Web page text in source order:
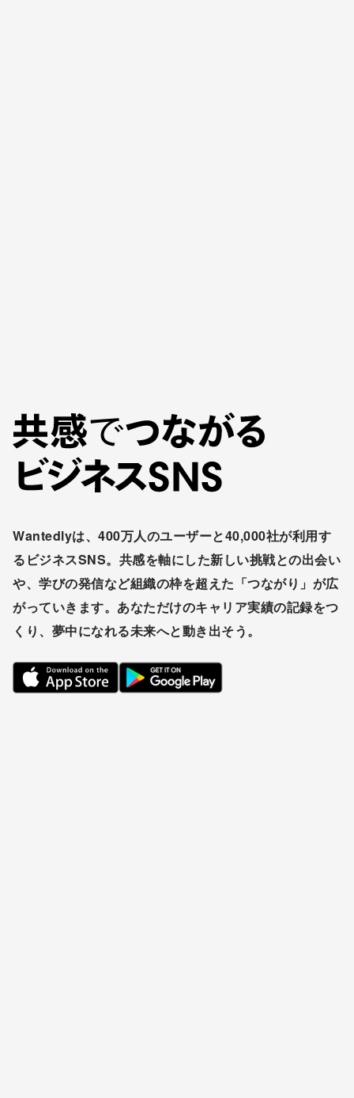
Wantedlyは、400万人のユーザーと40,000社が利用す
るビジネスSNS。共感を軸にした新しい挑戦との出会い
や、学びの発信など組織の枠を超えた「つながり」が広
がっていきます。あなただけのキャリア実績の記録をつ
くり、夢中になれる未来へと動き出そう。